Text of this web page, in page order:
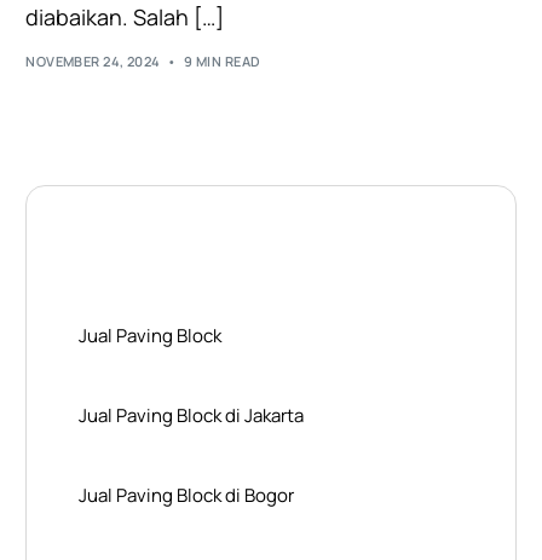
diabaikan. Salah […]
NOVEMBER 24, 2024 9 MIN READ
Jual Paving Block
Jual Paving Block di Jakarta
Jual Paving Block di Bogor